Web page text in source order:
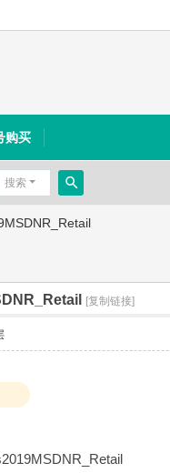
购买
搜索
搜
[复制链接]